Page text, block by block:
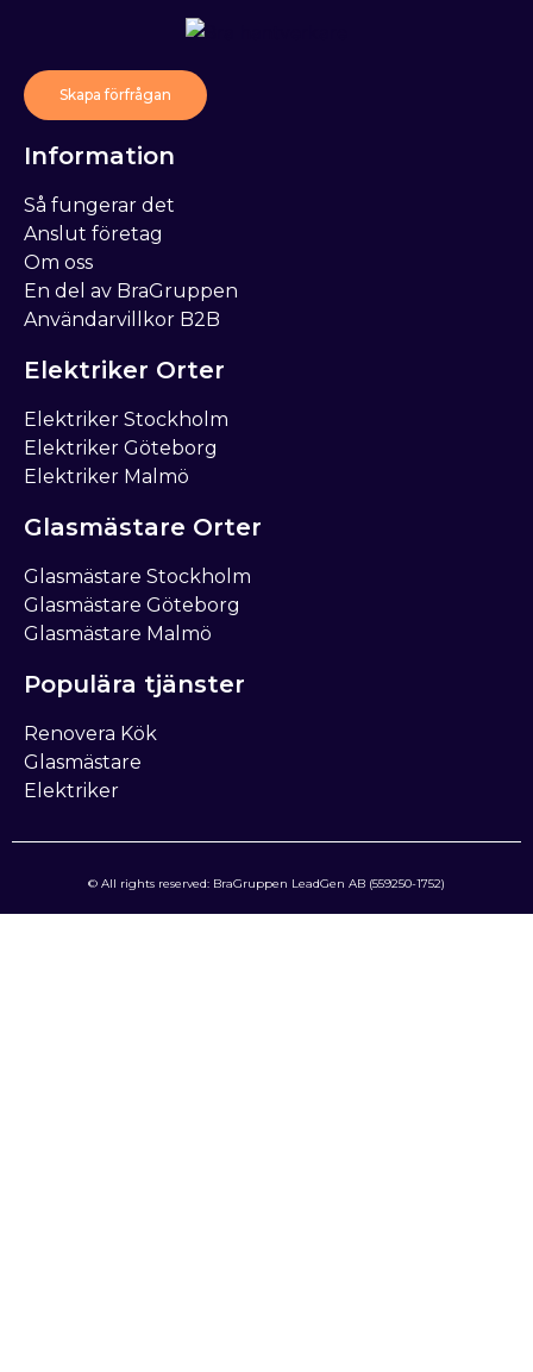
Populära tjänster
Renovera Kök
Glasmästare
Elektriker
Glasmästare Orter
Glasmästare Stockholm
Glasmästare Göteborg
Glasmästare Malmö
Elektriker Orter
Elektriker Stockholm
Elektriker Göteborg
Elektriker Malmö
Information
Så fungerar det
Anslut företag
Om oss
En del av BraGruppen
Användarvillkor B2B
Skapa förfrågan
© All rights reserved: BraGruppen LeadGen AB (559250-1752)